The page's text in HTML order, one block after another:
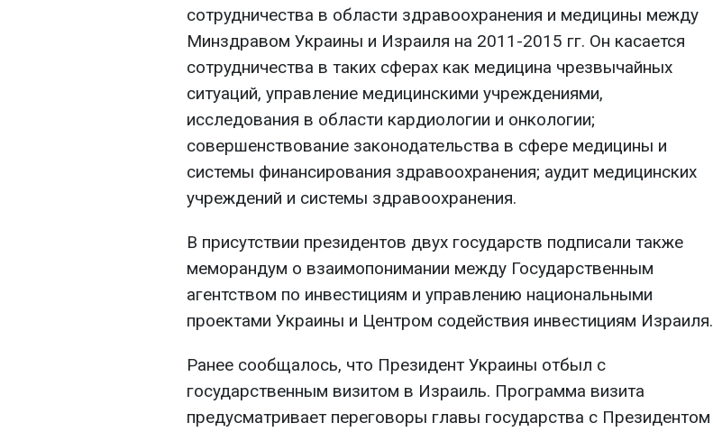
сотрудничества в области здравоохранения и медицины между
Минздравом Украины и Израиля на 2011-2015 гг. Он касается
сотрудничества в таких сферах как медицина чрезвычайных
ситуаций, управление медицинскими учреждениями,
исследования в области кардиологии и онкологии;
совершенствование законодательства в сфере медицины и
системы финансирования здравоохранения; аудит медицинских
учреждений и системы здравоохранения.
В присутствии президентов двух государств подписали также
меморандум о взаимопонимании между Государственным
агентством по инвестициям и управлению национальными
проектами Украины и Центром содействия инвестициям Израиля.
Ранее сообщалось, что Президент Украины отбыл с
государственным визитом в Израиль. Программа визита
предусматривает переговоры главы государства с Президентом